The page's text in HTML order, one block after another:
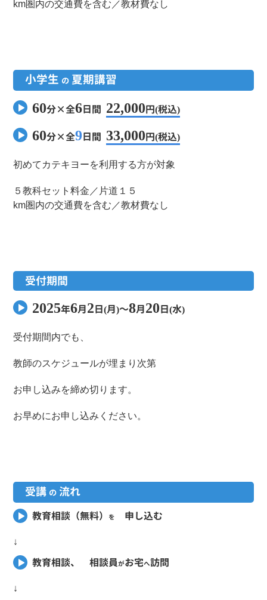
km圏内の交通費を含む／教材費なし
小学生 の 夏期講習
60分×全6日間 22,000円(税込)
60分×全9日間 33,000円(税込)
初めてカテキヨーを利用する方が対象
５教科セット料金／片道１５
km圏内の交通費を含む／教材費なし
受付期間
2025年6月2日(月)～8月20日(水)
受付期間内でも、
教師のスケジュールが埋まり次第
お申し込みを締め切ります。
お早めにお申し込みください。
受講 の 流れ
教育相談（無料） を 申し込む
↓
教育相談、 相談員がお宅へ訪問
↓